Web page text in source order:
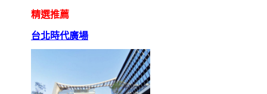
精選推薦
台北時代廣場